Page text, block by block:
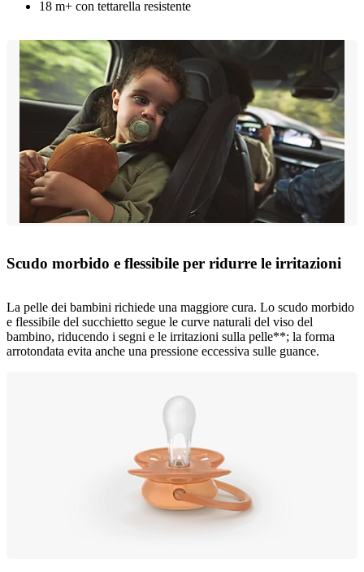
18 m+ con tettarella resistente
Scudo morbido e flessibile per ridurre le irritazioni
La pelle dei bambini richiede una maggiore cura. Lo scudo morbido
e flessibile del succhietto segue le curve naturali del viso del
bambino, riducendo i segni e le irritazioni sulla pelle**; la forma
arrotondata evita anche una pressione eccessiva sulle guance.